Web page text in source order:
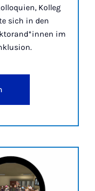
Kolleg
sich in den
im